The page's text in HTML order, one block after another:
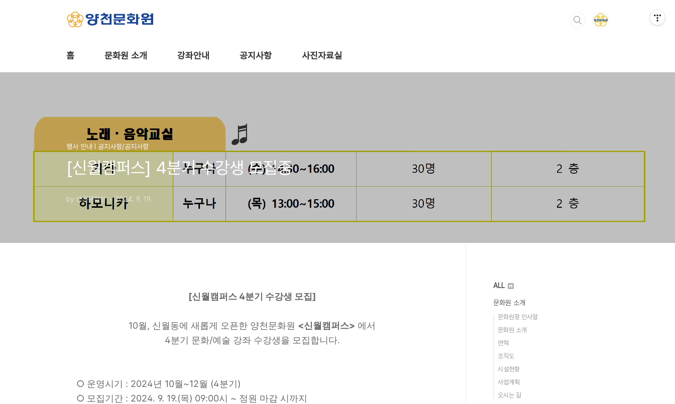
홈 문화원 소개 강좌안내 공지사항 사진자료실
행사 안내 Ι 공지사항/공지사항
[신월캠퍼스] 4분기 수강생 모집중
by 양천문화원 2024. 9. 19.
[신월캠퍼스 4분기 수강생 모집]
10월, 신월동에 새롭게 오픈한 양천문화원 <신월캠퍼스> 에서
4분기 문화/예술 강좌 수강생을 모집합니다.
○ 운영시기 : 2024년 10월~12월 (4분기)
○ 모집기간 : 2024. 9. 19.(목) 09:00시 ~ 정원 마감 시까지
ALL
문화원 소개
문화원장 인사말
문화원 소개
연혁
조직도
시설현황
사업계획
오시는 길